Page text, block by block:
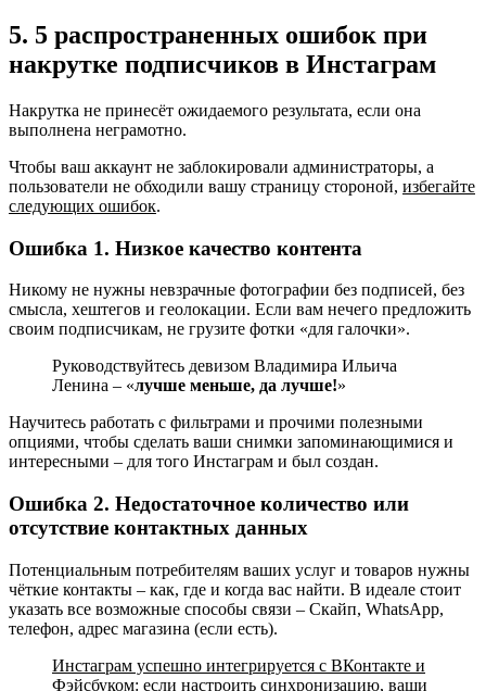
5. 5 распространенных ошибок при
накрутке подписчиков в Инстаграм
Накрутка не принесёт ожидаемого результата, если она
выполнена неграмотно.
Чтобы ваш аккаунт не заблокировали администраторы, а
пользователи не обходили вашу страницу стороной, избегайте
следующих ошибок.
Ошибка 1. Низкое качество контента
Никому не нужны невзрачные фотографии без подписей, без
смысла, хештегов и геолокации. Если вам нечего предложить
своим подписчикам, не грузите фотки «для галочки».
Руководствуйтесь девизом Владимира Ильича
Ленина – «лучше меньше, да лучше!»
Научитесь работать с фильтрами и прочими полезными
опциями, чтобы сделать ваши снимки запоминающимися и
интересными – для того Инстаграм и был создан.
Ошибка 2. Недостаточное количество или
отсутствие контактных данных
Потенциальным потребителям ваших услуг и товаров нужны
чёткие контакты – как, где и когда вас найти. В идеале стоит
указать все возможные способы связи – Скайп, WhatsApp,
телефон, адрес магазина (если есть).
Инстаграм успешно интегрируется с ВКонтакте и
Фэйсбуком: если настроить синхронизацию, ваши